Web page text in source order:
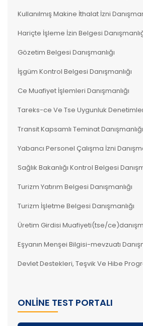
Kullanılmış Makine İthalat İzni
Hariçte İşleme İzin Belgesi
Gözetim Belgesi Danışmanlığı
İşgüm Kontrol Belgesi Danışmanlığı
Ce Muafiyet İşlemleri Danışmanlığı
Tareks-ce Ve Tse Uygunluk
Transit Kapsamlı Teminat Danışmanlığı
Yabancı Personel Çalışma İzni
Sağlık Bakanlığı Kontrol Belgesi
Turizm Yatırım Belgesi Danışmanlığı
Turizm İşletme Belgesi Danışmanlığı
Üretim Girdisi Muafiyeti(tse/
Eşyanın Menşei Bilgisi-mevzuatı
Devlet Destekleri, Teşvik Ve Hibe
ONLINE TEST PORTALI